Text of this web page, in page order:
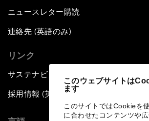
このウェブサイトは
ます
このサイトではCookieを
に合わせたコンテンツや
ニュースレター購読
連絡先 (英語のみ)
リンク
サステナビリティへの取り組み
採用情報 (英語のみ)